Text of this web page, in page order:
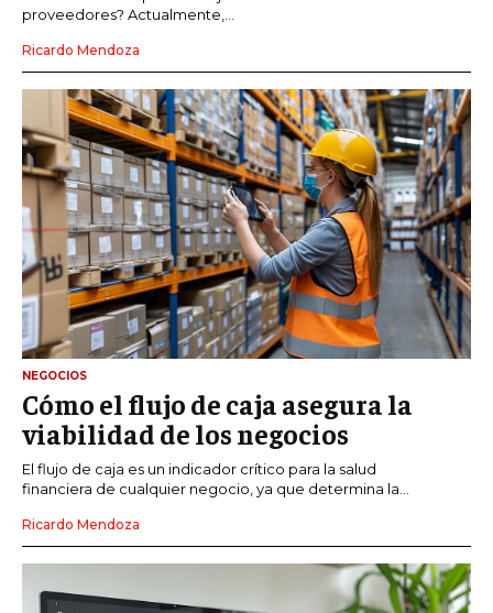
proveedores? Actualmente,...
Ricardo Mendoza
NEGOCIOS
Cómo el flujo de caja asegura la
viabilidad de los negocios
El flujo de caja es un indicador crítico para la salud
financiera de cualquier negocio, ya que determina la...
Ricardo Mendoza